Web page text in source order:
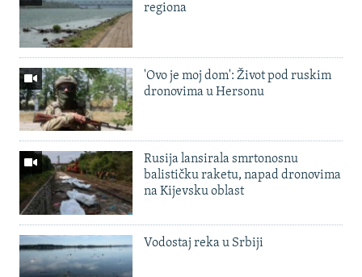
regiona
'Ovo je moj dom': Život pod ruskim
dronovima u Hersonu
Rusija lansirala smrtonosnu
balističku raketu, napad dronovima
na Kijevsku oblast
Vodostaj reka u Srbiji